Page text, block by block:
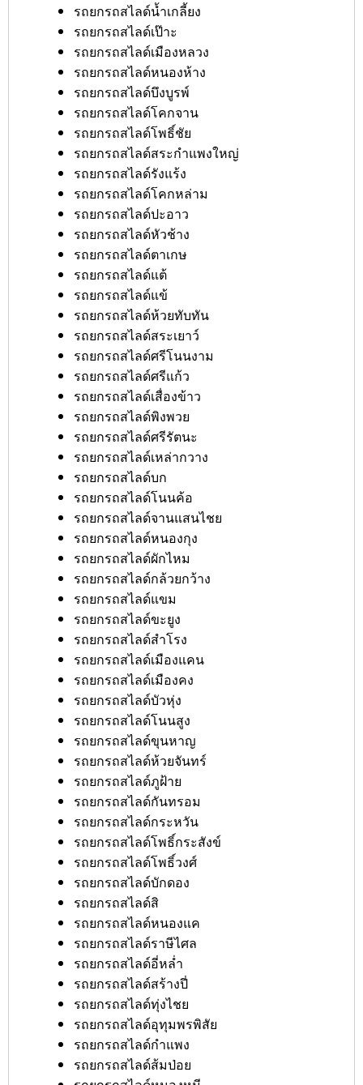
รถยกรถสไลด์น้ำเกลี้ยง
รถยกรถสไลด์เป๊าะ
รถยกรถสไลด์เมืองหลวง
รถยกรถสไลด์หนองห้าง
รถยกรถสไลด์บึงบูรพ์
รถยกรถสไลด์โคกจาน
รถยกรถสไลด์โพธิ์ชัย
รถยกรถสไลด์สระกำแพงใหญ่
รถยกรถสไลด์รังแร้ง
รถยกรถสไลด์โคกหล่าม
รถยกรถสไลด์ปะอาว
รถยกรถสไลด์หัวช้าง
รถยกรถสไลด์ตาเกษ
รถยกรถสไลด์แต้
รถยกรถสไลด์แข้
รถยกรถสไลด์ห้วยทับทัน
รถยกรถสไลด์สระเยาว์
รถยกรถสไลด์ศรีโนนงาม
รถยกรถสไลด์ศรีแก้ว
รถยกรถสไลด์เสื่องข้าว
รถยกรถสไลด์พิงพวย
รถยกรถสไลด์ศรีรัตนะ
รถยกรถสไลด์เหล่ากวาง
รถยกรถสไลด์บก
รถยกรถสไลด์โนนค้อ
รถยกรถสไลด์จานแสนไชย
รถยกรถสไลด์หนองกุง
รถยกรถสไลด์ผักไหม
รถยกรถสไลด์กล้วยกว้าง
รถยกรถสไลด์แขม
รถยกรถสไลด์ขะยูง
รถยกรถสไลด์สำโรง
รถยกรถสไลด์เมืองแคน
รถยกรถสไลด์เมืองคง
รถยกรถสไลด์บัวหุ่ง
รถยกรถสไลด์โนนสูง
รถยกรถสไลด์ขุนหาญ
รถยกรถสไลด์ห้วยจันทร์
รถยกรถสไลด์ภูฝ้าย
รถยกรถสไลด์กันทรอม
รถยกรถสไลด์กระหวัน
รถยกรถสไลด์โพธิ์กระสังข์
รถยกรถสไลด์โพธิ์วงศ์
รถยกรถสไลด์บักดอง
รถยกรถสไลด์สิ
รถยกรถสไลด์หนองแค
รถยกรถสไลด์ราษีไศล
รถยกรถสไลด์อี่หล่ำ
รถยกรถสไลด์สร้างปี่
รถยกรถสไลด์ทุ่งไชย
รถยกรถสไลด์อุทุมพรพิสัย
รถยกรถสไลด์กำแพง
รถยกรถสไลด์ส้มป่อย